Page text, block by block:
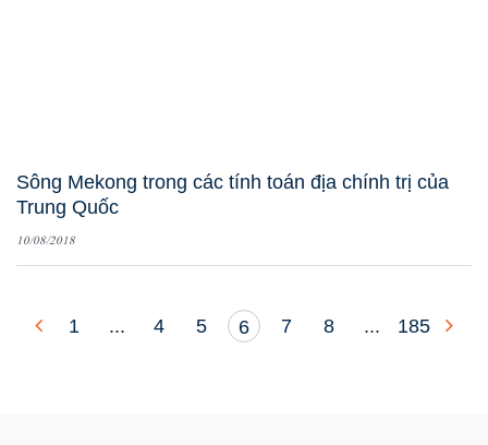
Sông Mekong trong các tính toán địa chính trị của
Trung Quốc
10/08/2018
1 ... 4 5 6 7 8 ... 185